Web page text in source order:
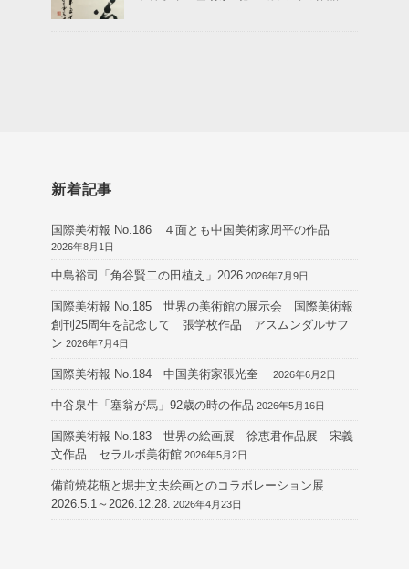
新着記事
国際美術報 No.186 ４面とも中国美術家周平の作品
2026年8月1日
中島裕司「角谷賢二の田植え」2026 2026年7月9日
国際美術報 No.185 世界の美術館の展示会 国際美術報
創刊25周年を記念して 張学枚作品 アスムンダルサフ
ン 2026年7月4日
国際美術報 No.184 中国美術家張光奎 2026年6月2日
中谷泉牛「塞翁が馬」92歳の時の作品 2026年5月16日
国際美術報 No.183 世界の絵画展 徐恵君作品展 宋義
文作品 セラルボ美術館 2026年5月2日
備前焼花瓶と堀井文夫絵画とのコラボレーション展
2026.5.1～2026.12.28. 2026年4月23日